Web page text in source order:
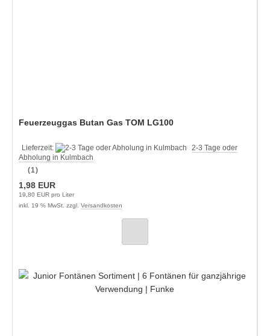
Feuerzeuggas Butan Gas TOM LG100
Lieferzeit:
2-3 Tage oder
Abholung in Kulmbach
(1)
1,98 EUR
19,80 EUR pro Liter
inkl. 19 % MwSt. zzgl. Versandkosten